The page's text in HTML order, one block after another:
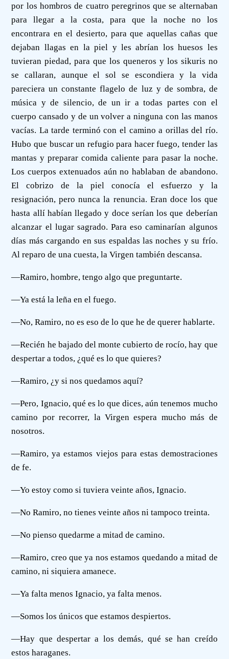
por los hombros de cuatro peregrinos que se alternaban
para llegar a la costa, para que la noche no los
encontrara en el desierto, para que aquellas cañas que
dejaban llagas en la piel y les abrían los huesos les
tuvieran piedad, para que los queneros y los sikuris no
se callaran, aunque el sol se escondiera y la vida
pareciera un constante flagelo de luz y de sombra, de
música y de silencio, de un ir a todas partes con el
cuerpo cansado y de un volver a ninguna con las manos
vacías. La tarde terminó con el camino a orillas del río.
Hubo que buscar un refugio para hacer fuego, tender las
mantas y preparar comida caliente para pasar la noche.
Los cuerpos extenuados aún no hablaban de abandono.
El cobrizo de la piel conocía el esfuerzo y la
resignación, pero nunca la renuncia. Eran doce los que
hasta allí habían llegado y doce serían los que deberían
alcanzar el lugar sagrado. Para eso caminarían algunos
días más cargando en sus espaldas las noches y su frío.
Al reparo de una cuesta, la Virgen también descansa.
—Ramiro, hombre, tengo algo que preguntarte.
—Ya está la leña en el fuego.
—No, Ramiro, no es eso de lo que he de querer hablarte.
—Recién he bajado del monte cubierto de rocío, hay que
despertar a todos, ¿qué es lo que quieres?
—Ramiro, ¿y si nos quedamos aquí?
—Pero, Ignacio, qué es lo que dices, aún tenemos mucho
camino por recorrer, la Virgen espera mucho más de
nosotros.
—Ramiro, ya estamos viejos para estas demostraciones
de fe.
—Yo estoy como si tuviera veinte años, Ignacio.
—No Ramiro, no tienes veinte años ni tampoco treinta.
—No pienso quedarme a mitad de camino.
—Ramiro, creo que ya nos estamos quedando a mitad de
camino, ni siquiera amanece.
—Ya falta menos Ignacio, ya falta menos.
—Somos los únicos que estamos despiertos.
—Hay que despertar a los demás, qué se han creído
estos haraganes.